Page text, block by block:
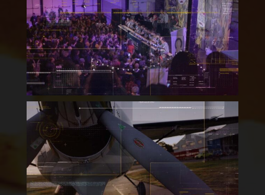
Dutch Chili Fest –
Aftermovie 2022
Shark Boogie “Spring Editie
2022” – Overzicht